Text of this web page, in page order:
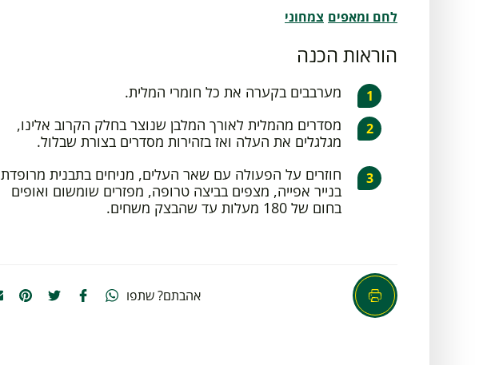
לחם ומאפים צמחוני
הוראות הכנה
מערבבים בקערה את כל חומרי המלית.
מסדרים מהמלית לאורך המלבן שנוצר בחלק הקרוב אלינו,
מגלגלים את העלה ואז בזהירות מסדרים בצורת שבלול.
חוזרים על הפעולה עם שאר העלים, מניחים בתבנית מרופדת
בנייר אפייה, מצפים בביצה טרופה, מפזרים שומשום ואופים
בחום של 180 מעלות עד שהבצק משחים.
אהבתם? שתפו